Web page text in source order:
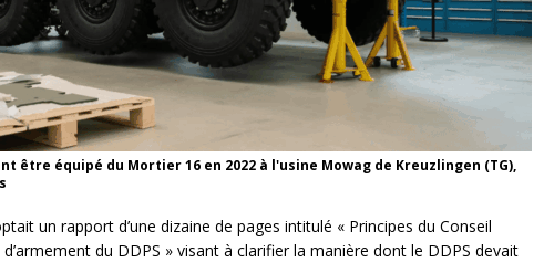
être équipé du Mortier 16 en 2022 à l'usine Mowag de Kreuzlingen (TG),
un rapport d’une dizaine de pages intitulé « Principes du Conseil
du DDPS » visant à clarifier la manière dont le DDPS devait